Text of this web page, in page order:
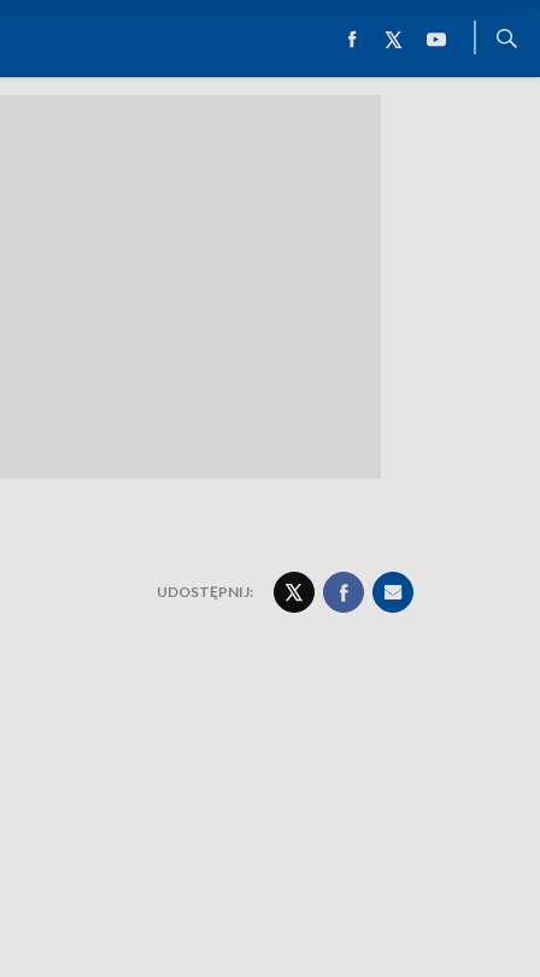
UDOSTĘPNIJ: